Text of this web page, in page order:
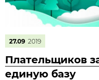
27.09 2019
Плательщиков
единую базу